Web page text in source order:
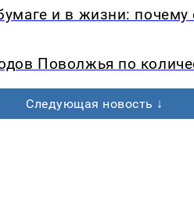
и в жизни:
Поволжья по
Следующая новость ↓